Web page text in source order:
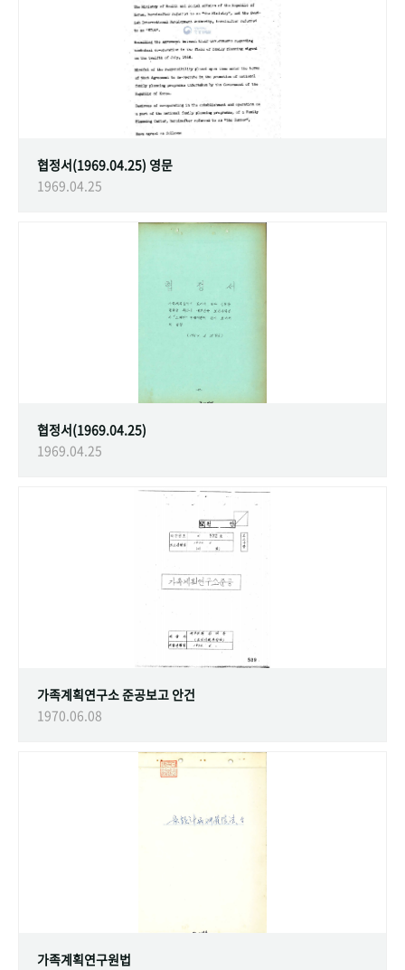
협정서(1969.04.25) 영문
1969.04.25
협정서(1969.04.25)
1969.04.25
가족계획연구소 준공보고 안건
1970.06.08
가족계획연구원법